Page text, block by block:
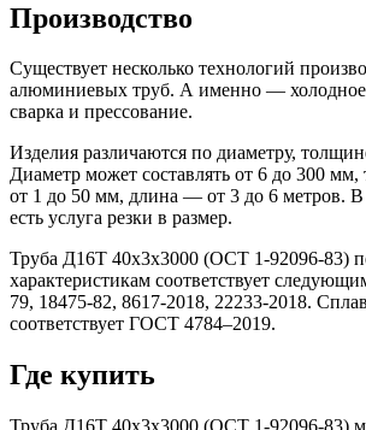
Производство
Существует несколько технологий
алюминиевых труб. А именно —
сварка и прессование.
Изделия различаются по диаметру,
Диаметр может составлять от 6 до 300
от 1 до 50 мм, длина — от 3 до 6 метров.
есть услуга резки в размер.
Труба Д16Т 40х3х3000 (ОСТ 1-92096-83)
характеристикам соответствует
79, 18475-82, 8617-2018, 22233-2018.
соответствует ГОСТ 4784–2019.
Где купить